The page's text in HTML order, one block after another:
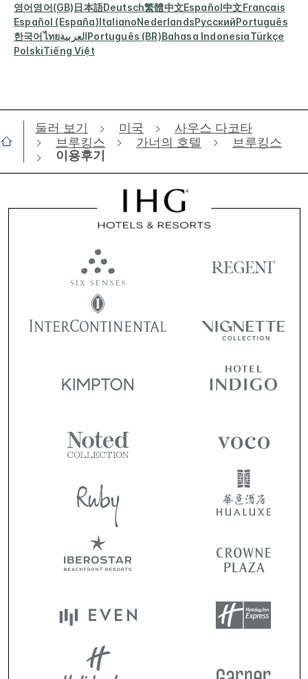
영어영어(GB)日本語Deutsch繁體中文Español中文Français
Español (España)ItalianoNederlandsРусскийPortuguês
한국어ไทยالعربيةPortuguês (BR)Bahasa IndonesiaTürkçe
PolskiTiếng Việt
둘러 보기 미국
사우스 다코타
브루킹스
가너의 호텔
브루킹스
이용후기